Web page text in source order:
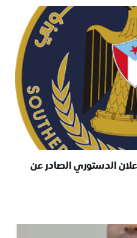
الدستوري الصادر عن